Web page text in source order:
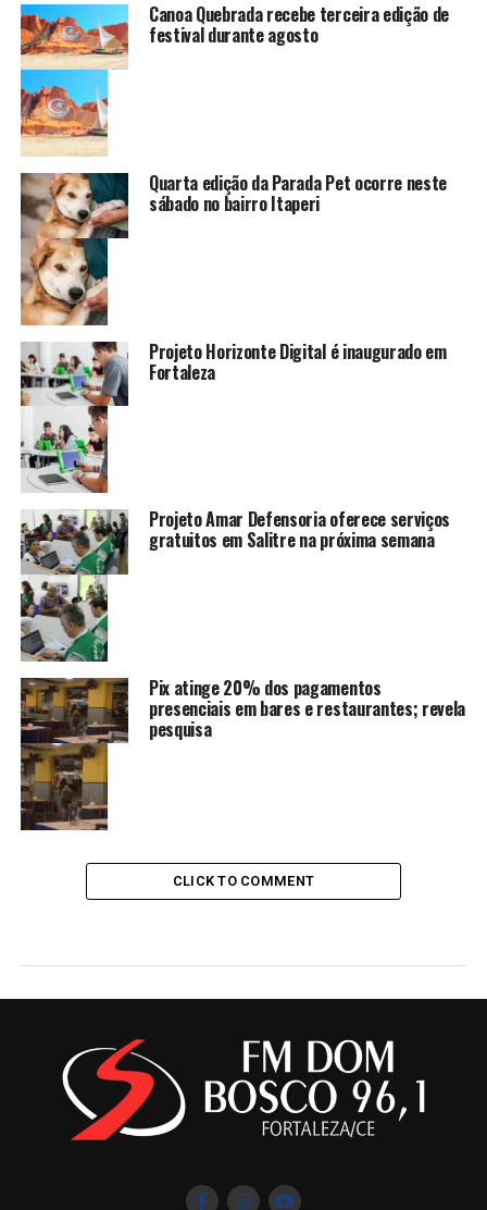
Canoa Quebrada recebe terceira edição de
festival durante agosto
Quarta edição da Parada Pet ocorre neste
sábado no bairro Itaperi
Projeto Horizonte Digital é inaugurado em
Fortaleza
Projeto Amar Defensoria oferece serviços
gratuitos em Salitre na próxima semana
Pix atinge 20% dos pagamentos
presenciais em bares e restaurantes; revela
pesquisa
CLICK TO COMMENT